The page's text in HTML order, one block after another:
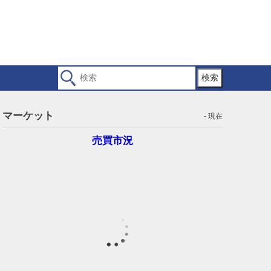
検索
マーケット - 現在
売買市況